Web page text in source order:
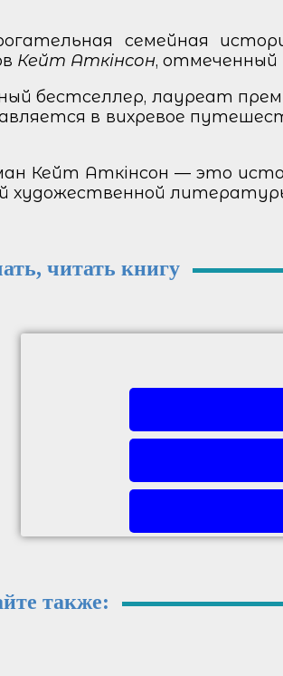
семейная
Кейт Аткінсон, отмеченный
бестселлер, лауреат
в вихревое
Кейт Аткінсон — это
художественной
читать книгу
также: